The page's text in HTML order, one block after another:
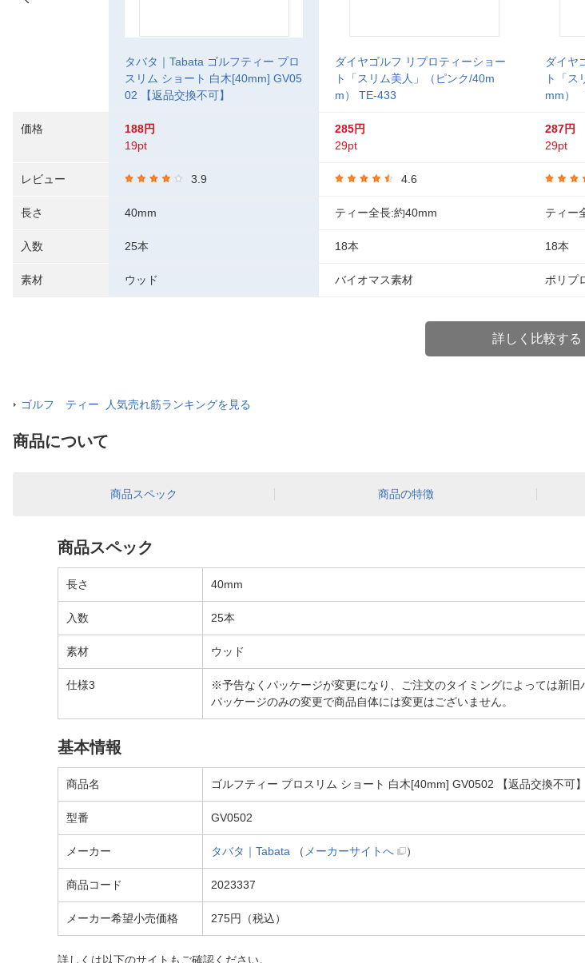
価格
レビュー
長さ
入数
素材
タバタ｜Tabata ゴルフティー プロ
スリム ショート 白木[40mm] GV05
02 【返品交換不可】
188円
19pt
3.9
40mm
25本
ウッド
ダイヤゴルフ リプロティーショー
ト「スリム美人」（ピンク/40m
m） TE-433
285円
29pt
4.6
ティー全長:約40mm
18本
バイオマス素材
ダイヤ
ト「
mm）
287円
29pt
ティー
18本
ポリプ
詳しく比較する
ゴルフ ティー 人気売れ筋ランキングを見る
商品について
商品スペック 商品の特徴
商品スペック
長さ 40mm
入数 25本
素材 ウッド
仕様3
※予告なくパッケージが変更になり、ご注文のタイミングによっては新旧
パッケージのみの変更で商品自体には変更はございません。
基本情報
商品名 ゴルフティー プロスリム ショート 白木[40mm] GV0502 【返品交換不可】
型番 GV0502
メーカー タバタ｜Tabata （ メーカーサイトへ ）
商品コード 2023337
メーカー希望小売価格 275円（税込）
詳しくは以下のサイトもご確認ください。